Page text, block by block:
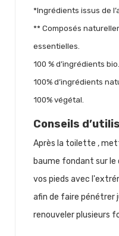
*Ingrédients issus de
** Composés
essentielles.
100 % d’ingrédients bio.
100% d’ingrédients
100% végétal.
Conseils
Après la toilette ,
baume fondant sur le
vos pieds avec
afin de faire pénétrer
renouveler plusieurs